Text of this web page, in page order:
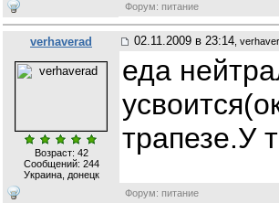
Форум: питание
verhaverad 02.11.2009 в 23:14,
Возраст: 42
Сообщений: 244
Украина, донецк
еда
трапезе.У
Форум: питание